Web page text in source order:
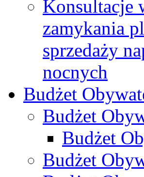
Konsultacje
zamykania
sprzedaży
nocnych
Budżet
Budżet
Budżet
Budżet